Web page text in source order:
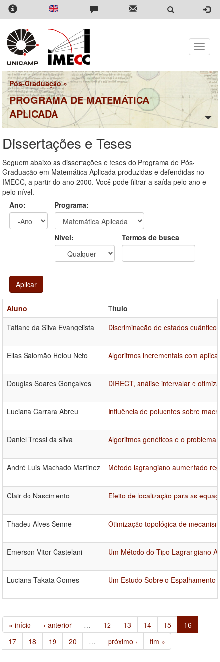
Pular
para
conteúdo
principal
Toggle
Pós-Graduação»
PROGRAMA DE MATEMÁTICA
APLICADA
Dissertações e Teses
Seguem abaixo as dissertações e teses do Programa de Pós-
Graduação em Matemática Aplicada produzidas e defendidas no
IMECC, a partir do ano 2000. Você pode filtrar a saída pelo ano e
pelo nível.
Ano:
Programa:
Nível: Termos de busca
Aplicar
Aluno
Título
Tatiane da Silva Evangelista
Discriminação de estados
Elias Salomão Helou Neto Algoritmos incrementais com
Douglas Soares Gonçalves DIRECT, análise intervalar e
Luciana Carrara Abreu Influência de poluentes sobre
Daniel Tressi da silva Algoritmos genéticos e o problema
André Luis Machado Martinez Método lagrangiano aumentado
Clair do Nascimento Efeito de localização para as
Thadeu Alves Senne Otimização topológica de
Emerson Vitor Castelani Um Método do Tipo Lagrangiano
Luciana Takata Gomes Um Estudo Sobre o
« início ‹ anterior … 12 13 14 15
16
17
18 19 20 … próximo › fim »